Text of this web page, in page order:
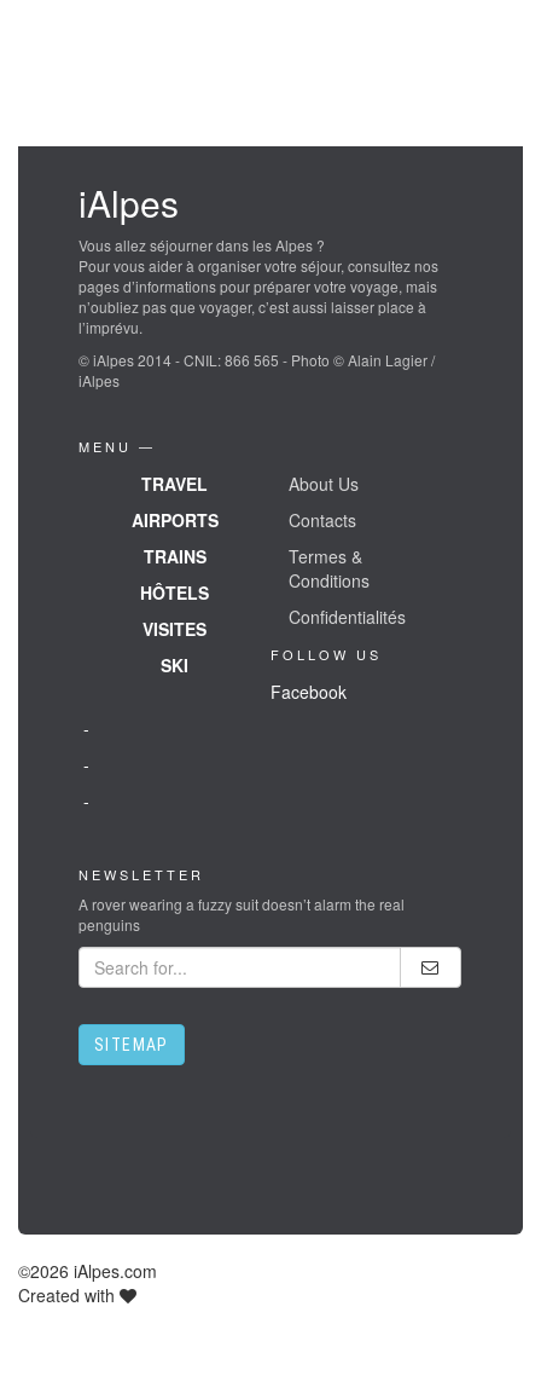
iAlpes
Vous allez séjourner dans les Alpes ?
Pour vous aider à organiser votre séjour, consultez nos
pages d’informations pour préparer votre voyage, mais
n’oubliez pas que voyager, c’est aussi laisser place à
l’imprévu.
© iAlpes 2014 - CNIL: 866 565 - Photo © Alain Lagier /
iAlpes
MENU —
TRAVEL
AIRPORTS
TRAINS
HÔTELS
VISITES
SKI
About Us
Contacts
Termes &
Conditions
Confidentialités
FOLLOW US
Facebook
-
-
-
NEWSLETTER
A rover wearing a fuzzy suit doesn’t alarm the real
penguins
SITEMAP
©2026 iAlpes.com
Created with